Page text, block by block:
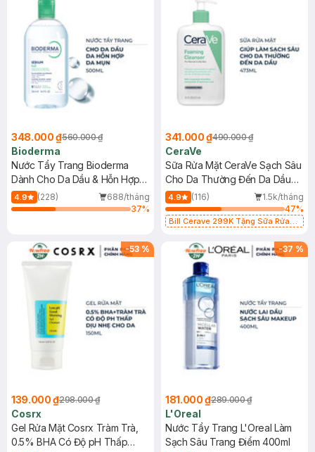
348.000 ₫560.000 ₫
Bioderma
Nước Tẩy Trang Bioderma
Dành Cho Da Dầu & Hỗn Hợp
500ml
4.9 (228)
688/tháng
37%
341.000 ₫490.000 ₫
CeraVe
Sữa Rửa Mặt CeraVe Sạch Sâu
Cho Da Thường Đến Da Dầu
473ml
4.9 (116)
1.5k/tháng
47%
Bill Cerave 299K Tặng Sữa Rửa
-53 %
139.000 ₫298.000 ₫
Cosrx
Gel Rửa Mặt Cosrx Tràm Trà,
0.5% BHA Có Độ pH Thấp
-37 %
181.000 ₫289.000 ₫
L'Oreal
Nước Tẩy Trang L'Oreal Làm
Sạch Sâu Trang Điểm 400ml